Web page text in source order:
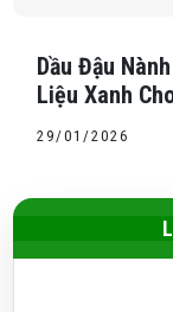
Dầu Đậu
Liệu Xanh
29/01/2026